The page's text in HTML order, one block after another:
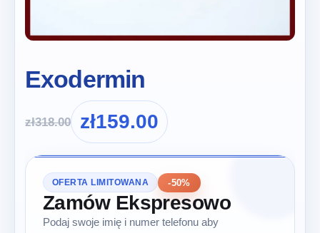
Exodermin
zł318.00 zł159.00
OFERTA LIMITOWANA -50%
Zamów Ekspresowo
Podaj swoje imię i numer telefonu aby